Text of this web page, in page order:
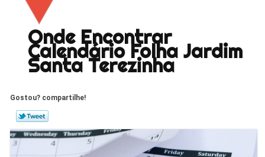
Onde Encontrar
Calendário Folha Jardim
Santa Terezinha
Gostou? compartilhe!